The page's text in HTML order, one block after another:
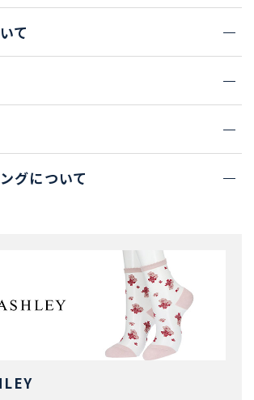
て
グについて